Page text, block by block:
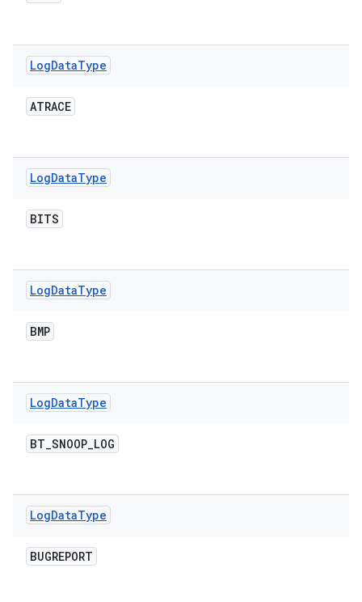
LogDataType
ATRACE
LogDataType
BITS
LogDataType
BMP
LogDataType
BT_SNOOP_LOG
LogDataType
BUGREPORT